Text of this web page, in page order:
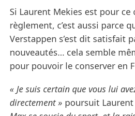
Si Laurent Mekies est pour
règlement, c’est aussi parce
Verstappen s’est dit satisfait
nouveautés… cela semble
pour pouvoir le conserver en
« Je suis certain que vous lui
directement » poursuit